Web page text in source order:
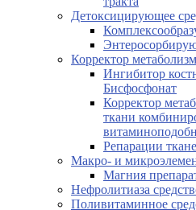
Детоксицирующее
Корректор
Ингибитор
Бисфосфонат
Корректор
ткани
Репарации
Макро- и
Магния
Нефролитиаза
Поливитаминное